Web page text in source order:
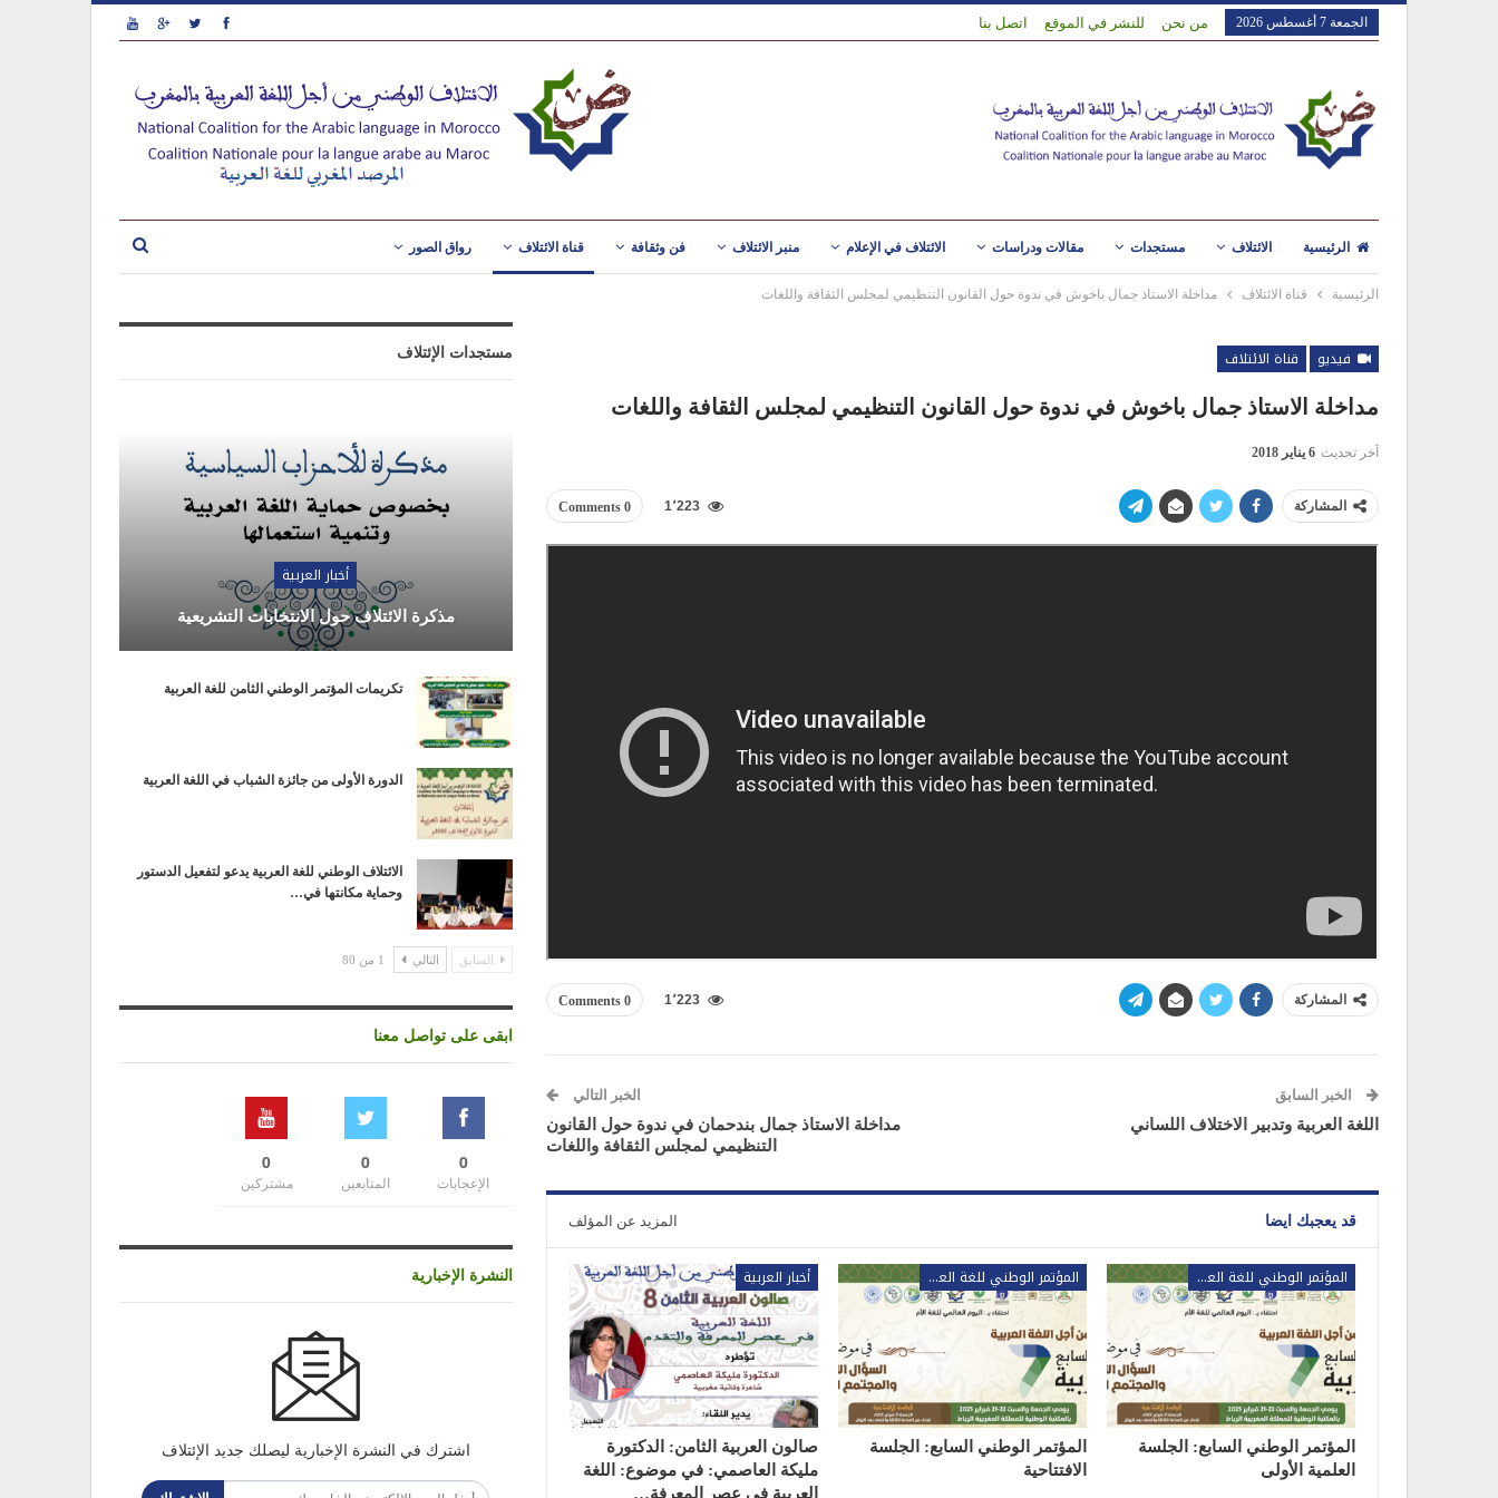
الجمعة 7 أغسطس 2026 من نحن للنشر في الموقع اتصل بنا
الرئيسية الائتلاف مستجدات مقالات ودراسات الائتلاف في الإعلام منبر الائتلاف فن وثقافة قناة الائتلاف رواق الصور
الرئيسية قناة الائتلاف مداخلة الاستاذ جمال باخوش في ندوة حول القانون التنظيمي لمجلس الثقافة واللغات
فيديو
قناة الائتلاف
مداخلة الاستاذ جمال باخوش في ندوة حول القانون التنظيمي لمجلس الثقافة واللغات
آخر تحديث 6 يناير 2018
المشاركة 0 Comments 1٬223
المشاركة 0 Comments 1٬223
الخبر السابق
اللغة العربية وتدبير الاختلاف اللساني
الخبر التالي
مداخلة الاستاذ جمال بندحمان في ندوة حول القانون
التنظيمي لمجلس الثقافة واللغات
قد يعجبك ايضا المزيد عن المؤلف
المؤتمر الوطني للغة العربية
المؤتمر الوطني السابع: الجلسة
العلمية الأولى
المؤتمر الوطني للغة العربية
المؤتمر الوطني السابع: الجلسة
الافتتاحية
أخبار العربية
صالون العربية الثامن: الدكتورة
مليكة العاصمي: في موضوع: اللغة
العربية في عصر المعرفة…
مستجدات الإئتلاف
أخبار العربية
مذكرة الائتلاف حول الانتخابات التشريعية
تكريمات المؤتمر الوطني الثامن للغة العربية
الدورة الأولى من جائزة الشباب في اللغة العربية
الائتلاف الوطني للغة العربية يدعو لتفعيل الدستور
وحماية مكانتها في…
السابق التالي 1 من 80
ابقى على تواصل معنا
0
الإعجابات
0
المتابعين
0
مشتركين
النشرة الإخبارية
اشترك في النشرة الإخبارية ليصلك جديد الإئتلاف